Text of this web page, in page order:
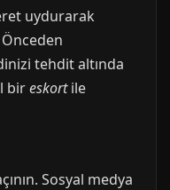
uydurarak
tehdit altında
bireskortile
Sosyal medya